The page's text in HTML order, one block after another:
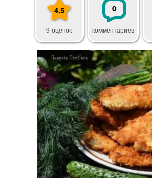
4.5
9 оценок
0
комментариев